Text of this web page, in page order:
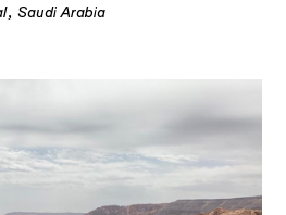
Saudi Arabia